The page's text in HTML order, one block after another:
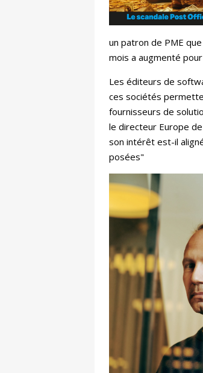
un patron de PME
mois a augmenté
Les éditeurs de
ces sociétés
fournisseurs de
le directeur Europe
son intérêt est-il
posées"